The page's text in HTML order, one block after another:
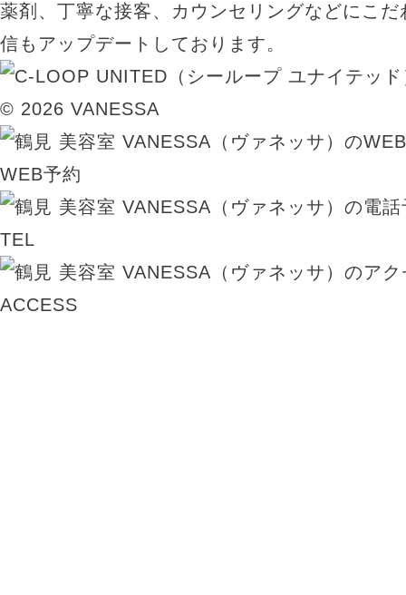
薬剤、丁寧な接客、カウンセリングなどにこ
信もアップデートしております。
© 2026 VANESSA
WEB予約
TEL
ACCESS